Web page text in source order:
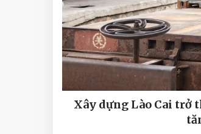
Xây dựng Lào Cai trở